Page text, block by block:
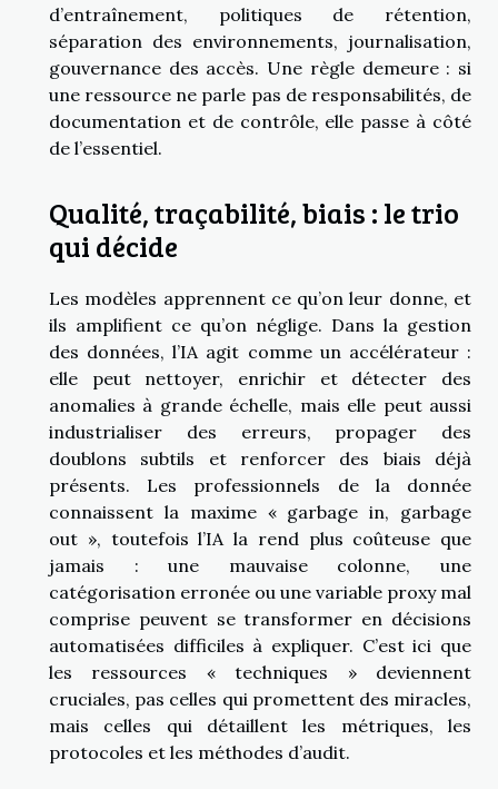
d’entraînement, politiques de rétention,
séparation des environnements, journalisation,
gouvernance des accès. Une règle demeure : si
une ressource ne parle pas de responsabilités, de
documentation et de contrôle, elle passe à côté
de l’essentiel.
Qualité, traçabilité, biais : le trio
qui décide
Les modèles apprennent ce qu’on leur donne, et
ils amplifient ce qu’on néglige. Dans la gestion
des données, l’IA agit comme un accélérateur :
elle peut nettoyer, enrichir et détecter des
anomalies à grande échelle, mais elle peut aussi
industrialiser des erreurs, propager des
doublons subtils et renforcer des biais déjà
présents. Les professionnels de la donnée
connaissent la maxime « garbage in, garbage
out », toutefois l’IA la rend plus coûteuse que
jamais : une mauvaise colonne, une
catégorisation erronée ou une variable proxy mal
comprise peuvent se transformer en décisions
automatisées difficiles à expliquer. C’est ici que
les ressources « techniques » deviennent
cruciales, pas celles qui promettent des miracles,
mais celles qui détaillent les métriques, les
protocoles et les méthodes d’audit.